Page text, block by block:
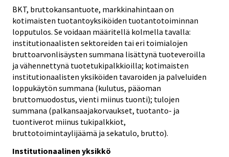
BKT, bruttokansantuote, markkinahintaan on
kotimaisten tuotantoyksiköiden tuotantotoiminnan
lopputulos. Se voidaan määritellä kolmella tavalla:
institutionaalisten sektoreiden tai eri toimialojen
bruttoarvonlisäysten summana lisättynä tuoteveroilla
ja vähennettynä tuotetukipalkkioilla; kotimaisten
institutionaalisten yksiköiden tavaroiden ja palveluiden
loppukäytön summana (kulutus, pääoman
bruttomuodostus, vienti miinus tuonti); tulojen
summana (palkansaajakorvaukset, tuotanto- ja
tuontiverot miinus tukipalkkiot,
bruttotoimintaylijäämä ja sekatulo, brutto).
Institutionaalinen yksikkö